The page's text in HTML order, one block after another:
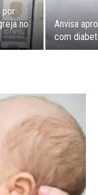
por
no
Anvisa
com